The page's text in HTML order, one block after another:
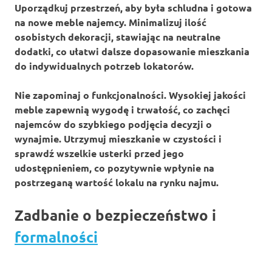
Uporządkuj przestrzeń, aby była schludna i gotowa
na nowe meble najemcy. Minimalizuj ilość
osobistych dekoracji, stawiając na neutralne
dodatki, co ułatwi dalsze dopasowanie mieszkania
do indywidualnych potrzeb lokatorów.
Nie zapominaj o funkcjonalności. Wysokiej jakości
meble zapewnią wygodę i trwałość, co zachęci
najemców do szybkiego podjęcia decyzji o
wynajmie. Utrzymuj mieszkanie w czystości i
sprawdź wszelkie usterki przed jego
udostępnieniem, co pozytywnie wpłynie na
postrzeganą wartość lokalu na rynku najmu.
Zadbanie o bezpieczeństwo i
formalności